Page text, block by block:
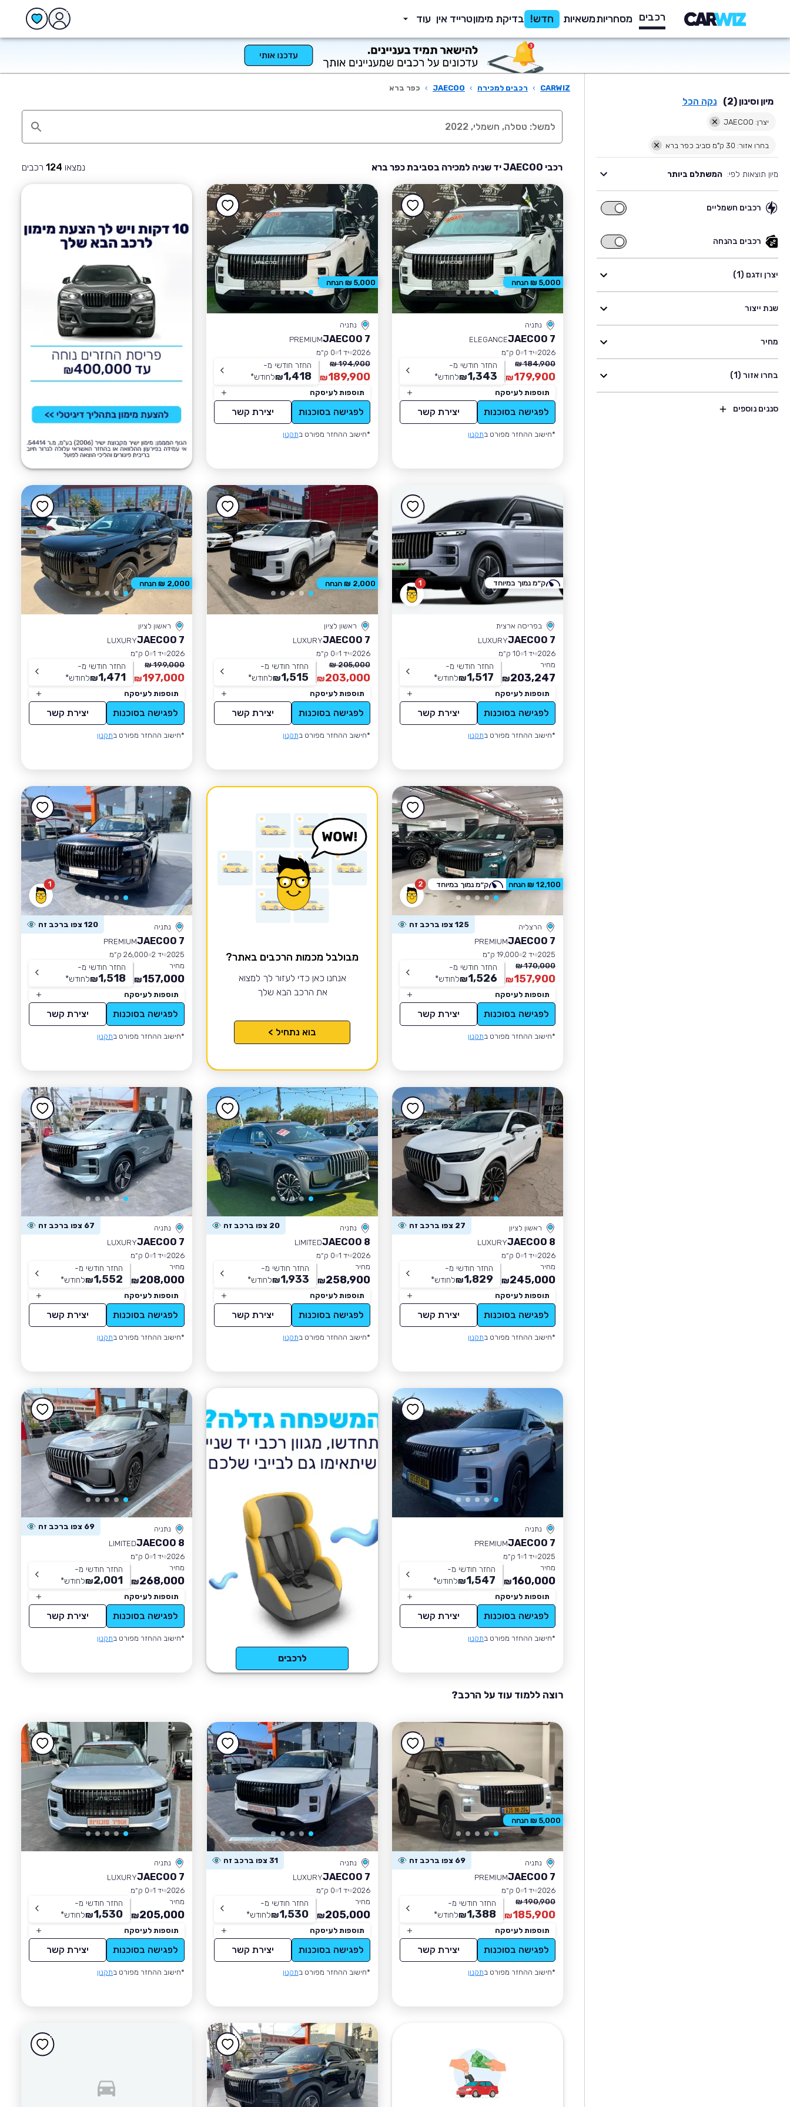
רכבים מסחריותמשאיות חדש! בדיקת מימוןטרייד אין עוד
מיון וסינון (2) נקה הכל
יצרן: JAECOO
בחרו אזור: 30 ק"מ סביב כפר ברא
מיון תוצאות לפי: המשתלם ביותר
רכבים חשמליים
רכבים
רכבים בהנחה
רכבים
בהנחה
יצרן ודגם (1)
שנת ייצור
מחיר
בחרו אזור (1)
סננים נוספים
CARWIZ
› רכבים למכירה ›
JAECOO
› כפר ברא
רכבי JAECOO יד שניה למכירה בסביבת כפר ברא נמצאו 124 רכבים
נתניה
JAECOO 7
ELEGANCE
2026 יד 1
0 ק״מ
184,900 ₪
179,900
₪
החזר חודשי מ-
1,343
₪לחודש*
תוספות לעיסקה
לפגישה בסוכנות יצירת קשר
*חישוב ההחזר מפורט בתקנון
5,000 ₪ הנחה
נתניה
JAECOO 7
PREMIUM
2026 יד 1
0 ק״מ
194,900 ₪
189,900
₪
החזר חודשי מ-
1,418
₪לחודש*
תוספות לעיסקה
לפגישה בסוכנות יצירת קשר
*חישוב ההחזר מפורט בתקנון
5,000 ₪ הנחה
1
בפריסה ארצית
JAECOO 7
LUXURY
2026 יד 1
10 ק״מ
מחיר
203,247
₪
החזר חודשי מ-
1,517
₪לחודש*
תוספות לעיסקה
לפגישה בסוכנות יצירת קשר
*חישוב ההחזר מפורט בתקנון
ק״מ נמוך במיוחד
ראשון לציון
JAECOO 7
LUXURY
2026 יד 1
0 ק״מ
205,000 ₪
203,000
₪
החזר חודשי מ-
1,515
₪לחודש*
תוספות לעיסקה
לפגישה בסוכנות יצירת קשר
*חישוב ההחזר מפורט בתקנון
2,000 ₪ הנחה
ראשון לציון
JAECOO 7
LUXURY
2026 יד 1
0 ק״מ
199,000 ₪
197,000
₪
החזר חודשי מ-
1,471
₪לחודש*
תוספות לעיסקה
לפגישה בסוכנות יצירת קשר
*חישוב ההחזר מפורט בתקנון
2,000 ₪ הנחה
2
הרצליה 125 צפו ברכב זה
JAECOO 7
PREMIUM
2025 יד 2
19,000 ק״מ
170,000 ₪
157,900
₪
החזר חודשי מ-
1,526
₪לחודש*
תוספות לעיסקה
לפגישה בסוכנות יצירת קשר
*חישוב ההחזר מפורט בתקנון
12,100 ₪ הנחה ק״מ נמוך במיוחד
מבולבל מכמות הרכבים באתר?
אנחנו כאן כדי לעזור לך למצוא
את הרכב הבא שלך
בוא נתחיל >
1
נתניה 120 צפו ברכב זה
JAECOO 7
PREMIUM
2025 יד 2
26,000 ק״מ
מחיר
157,000
₪
החזר חודשי מ-
1,518
₪לחודש*
תוספות לעיסקה
לפגישה בסוכנות יצירת קשר
*חישוב ההחזר מפורט בתקנון
ראשון לציון 27 צפו ברכב זה
JAECOO 8
LUXURY
2026 יד 1
0 ק״מ
מחיר
245,000
₪
החזר חודשי מ-
1,829
₪לחודש*
תוספות לעיסקה
לפגישה בסוכנות יצירת קשר
*חישוב ההחזר מפורט בתקנון
נתניה 20 צפו ברכב זה
JAECOO 8
LIMITED
2026 יד 1
0 ק״מ
מחיר
258,900
₪
החזר חודשי מ-
1,933
₪לחודש*
תוספות לעיסקה
לפגישה בסוכנות יצירת קשר
*חישוב ההחזר מפורט בתקנון
נתניה 67 צפו ברכב זה
JAECOO 7
LUXURY
2026 יד 1
0 ק״מ
מחיר
208,000
₪
החזר חודשי מ-
1,552
₪לחודש*
תוספות לעיסקה
לפגישה בסוכנות יצירת קשר
*חישוב ההחזר מפורט בתקנון
נתניה
JAECOO 7
PREMIUM
2025 יד 1
1 ק״מ
מחיר
160,000
₪
החזר חודשי מ-
1,547
₪לחודש*
תוספות לעיסקה
לפגישה בסוכנות יצירת קשר
*חישוב ההחזר מפורט בתקנון
לרכבים
נתניה 69 צפו ברכב זה
JAECOO 8
LIMITED
2026 יד 1
0 ק״מ
מחיר
268,000
₪
החזר חודשי מ-
2,001
₪לחודש*
תוספות לעיסקה
לפגישה בסוכנות יצירת קשר
*חישוב ההחזר מפורט בתקנון
רוצה ללמוד עוד על הרכב?
נתניה 69 צפו ברכב זה
JAECOO 7
PREMIUM
2026 יד 1
0 ק״מ
190,900 ₪
185,900
₪
החזר חודשי מ-
1,388
₪לחודש*
תוספות לעיסקה
לפגישה בסוכנות יצירת קשר
*חישוב ההחזר מפורט בתקנון
5,000 ₪ הנחה
נתניה 31 צפו ברכב זה
JAECOO 7
LUXURY
2026 יד 1
0 ק״מ
מחיר
205,000
₪
החזר חודשי מ-
1,530
₪לחודש*
תוספות לעיסקה
לפגישה בסוכנות יצירת קשר
*חישוב ההחזר מפורט בתקנון
נתניה
JAECOO 7
LUXURY
2026 יד 1
0 ק״מ
מחיר
205,000
₪
החזר חודשי מ-
1,530
₪לחודש*
תוספות לעיסקה
לפגישה בסוכנות יצירת קשר
*חישוב ההחזר מפורט בתקנון